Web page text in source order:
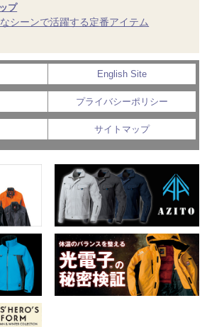
プ
シーンで活躍する定番アイテム
English Site
プライバシーポリシー
サイトマップ